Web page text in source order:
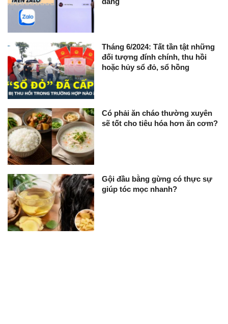
Tháng 6/2024: Tất tần tật những
đối tượng đính chính, thu hồi
hoặc hủy sổ đỏ, sổ hồng
Có phải ăn cháo thường xuyên
sẽ tốt cho tiêu hóa hơn ăn cơm?
Gội đầu bằng gừng có thực sự
giúp tóc mọc nhanh?